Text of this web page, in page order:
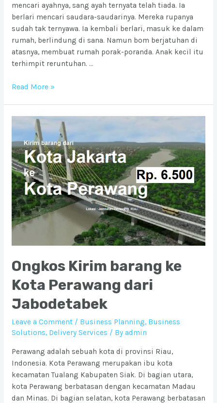
mencari ayahnya, sang ayah ternyata telah tiada. Ia
berlari mencari saudara-saudarinya. Mereka rupanya
sudah tak ternyawa. Ia kembali berlari, masuk ke dalam
rumah, berlindung di sana. Namun bom berjatuhan di
atasnya, membuat rumah porak-poranda. Anak kecil itu
terhimpit reruntuhan. …
Si
Read More »
Ongkos Kirim barang ke
Kota Perawang dari
Jabodetabek
Leave a Comment / Business Planning, Business
Solutions, Delivery Services / By admin
Perawang adalah sebuah kota di provinsi Riau,
Indonesia. Kota Perawang merupakan ibu kota
kecamatan Tualang Kabupaten Siak. Di bagian utara,
kota Perawang berbatasan dengan kecamatan Madau
dan Minas. Di bagian selatan, kota Perawang berbatasan